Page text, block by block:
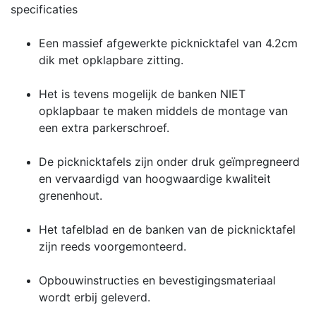
specificaties
Een massief afgewerkte picknicktafel van 4.2cm
dik met opklapbare zitting.
Het is tevens mogelijk de banken NIET
opklapbaar te maken middels de montage van
een extra parkerschroef.
De picknicktafels zijn onder druk geïmpregneerd
en vervaardigd van hoogwaardige kwaliteit
grenenhout.
Het tafelblad en de banken van de picknicktafel
zijn reeds voorgemonteerd.
Opbouwinstructies en bevestigingsmateriaal
wordt erbij geleverd.